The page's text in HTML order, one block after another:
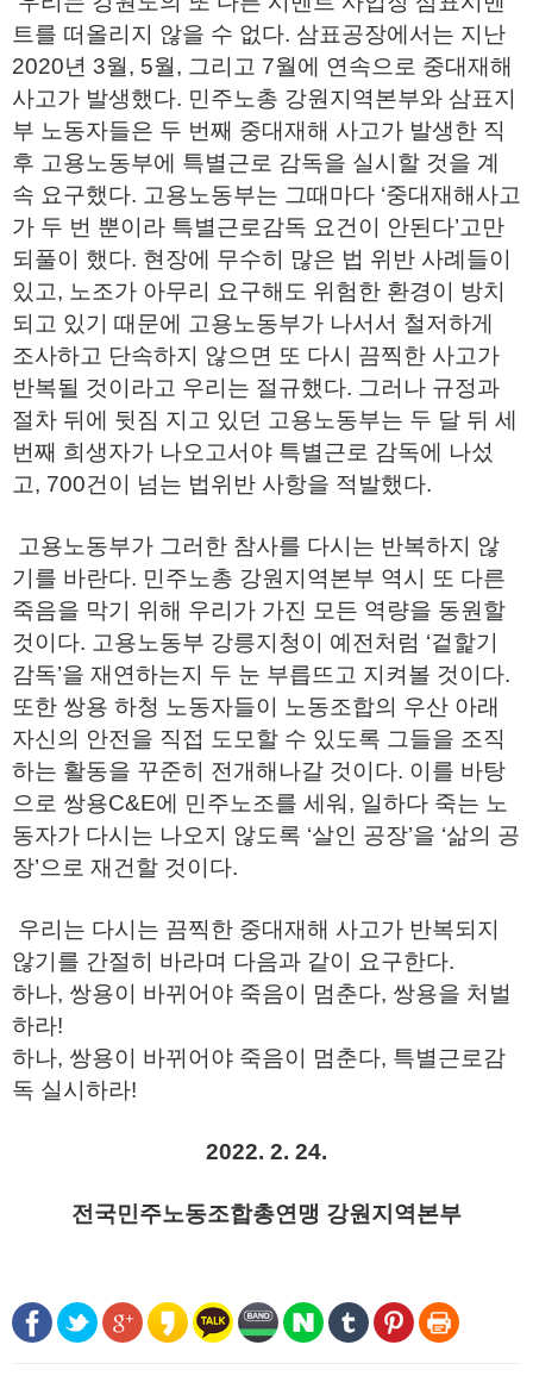
트를 떠올리지 않을 수 없다. 삼표공장에서는 지난
2020년 3월, 5월, 그리고 7월에 연속으로 중대재해
사고가 발생했다. 민주노총 강원지역본부와 삼표지
부 노동자들은 두 번째 중대재해 사고가 발생한 직
후 고용노동부에 특별근로 감독을 실시할 것을 계
속 요구했다. 고용노동부는 그때마다 ‘중대재해사고
가 두 번 뿐이라 특별근로감독 요건이 안된다’고만
되풀이 했다. 현장에 무수히 많은 법 위반 사례들이
있고, 노조가 아무리 요구해도 위험한 환경이 방치
되고 있기 때문에 고용노동부가 나서서 철저하게
조사하고 단속하지 않으면 또 다시 끔찍한 사고가
반복될 것이라고 우리는 절규했다. 그러나 규정과
절차 뒤에 뒷짐 지고 있던 고용노동부는 두 달 뒤 세
번째 희생자가 나오고서야 특별근로 감독에 나섰
고, 700건이 넘는 법위반 사항을 적발했다.
고용노동부가 그러한 참사를 다시는 반복하지 않
기를 바란다. 민주노총 강원지역본부 역시 또 다른
죽음을 막기 위해 우리가 가진 모든 역량을 동원할
것이다. 고용노동부 강릉지청이 예전처럼 ‘겉핥기
감독’을 재연하는지 두 눈 부릅뜨고 지켜볼 것이다.
또한 쌍용 하청 노동자들이 노동조합의 우산 아래
자신의 안전을 직접 도모할 수 있도록 그들을 조직
하는 활동을 꾸준히 전개해나갈 것이다. 이를 바탕
으로 쌍용C&E에 민주노조를 세워, 일하다 죽는 노
동자가 다시는 나오지 않도록 ‘살인 공장’을 ‘삶의 공
장’으로 재건할 것이다.
우리는 다시는 끔찍한 중대재해 사고가 반복되지
않기를 간절히 바라며 다음과 같이 요구한다.
하나, 쌍용이 바뀌어야 죽음이 멈춘다, 쌍용을 처벌
하라!
하나, 쌍용이 바뀌어야 죽음이 멈춘다, 특별근로감
독 실시하라!
2022. 2. 24.
전국민주노동조합총연맹 강원지역본부